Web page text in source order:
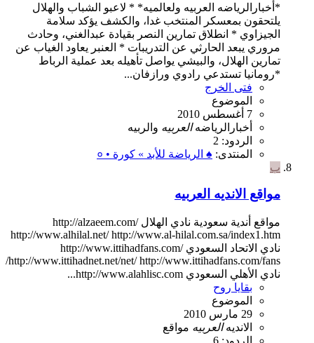
*أخبارالرياضه العربيه ولعالميه* * لاعبو الشباب والهلال
يلتحقون بمعسكر المنتخب غدا، والكشف يؤكد سلامة
الجيزاوي * انطلاق تمارين النصر بقيادة عبدالغني، وحادث
مروري يبعد الحارثي عن التدريبات * العنبر يعاود الغياب عن
تمارين الهلال، والبيشي يواصل تأهيله بعد عملية الرباط
*رومانيا تستدعي رادوي ورازفان...
فتى الخرج
الموضوع
7 أغسطس 2010
أخبارالرياضهالعربيه والربيه
الردود: 2
المنتدى: ♠ الرياضة للأبد » كورة • ०
ب
مواقع الانديه العربيه
مواقع أندية سعودية نادي الهلال http://alzaeem.com/
http://www.alhilal.net/ http://www.al-hilal.com.sa/index1.htm
نادي الاتحاد السعودي http://www.ittihadfans.com/
http://www.ittihadnet.net/net/ http://www.ittihadfans.com/fans/
نادي الأهلي السعودي http://www.alahlisc.com...
بقايا روح
الموضوع
29 مارس 2010
الانديهالعربيه مواقع